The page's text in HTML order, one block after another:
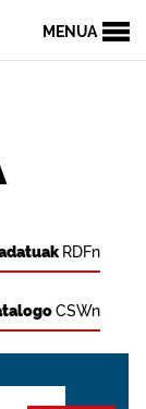
MENUA
RDFn
CSWn